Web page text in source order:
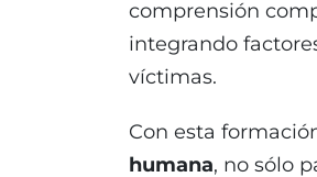
comprensión
integrando
víctimas.
Con esta
humana, no sólo